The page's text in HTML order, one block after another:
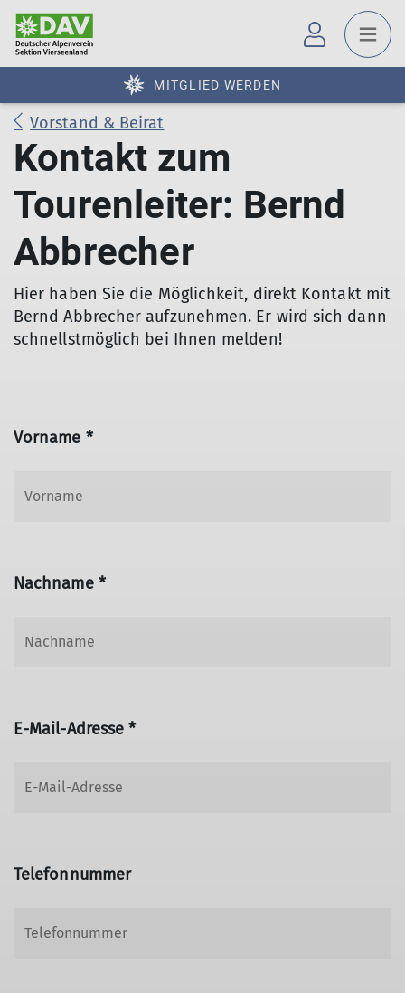
MITGLIED WERDEN
Vorstand & Beirat
Kontakt zum
Tourenleiter: Bernd
Abbrecher
Hier haben Sie die Möglichkeit, direkt Kontakt mit
Bernd Abbrecher aufzunehmen. Er wird sich dann
schnellstmöglich bei Ihnen melden!
Vorname *
Nachname *
E-Mail-Adresse *
Telefonnummer